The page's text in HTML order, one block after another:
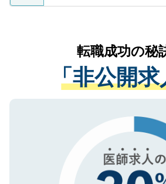
ているすべての個人デー
は、個人情報の取り扱い
管理基準を満たした事業
る、プライバシーマーク
で、機密保持に関しても
かがいして、現在の医療
経験をまじえながら、適
させていただきます。す
ない方には、長期的なサ
ので、まずはご登録くだ
転職成功の秘
「非公開求